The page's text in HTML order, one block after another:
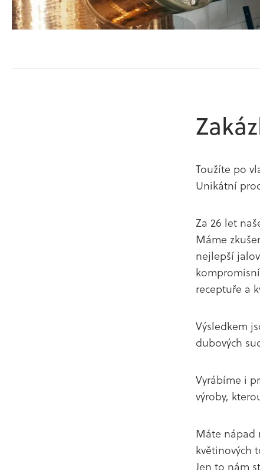
Toužíte po
Unikátní
Za 26 let
Máme
nejlepší
receptuře a
Výsledkem
dubových
Vyrábíme i
výroby,
Máte nápad
květinových
Jen to nám